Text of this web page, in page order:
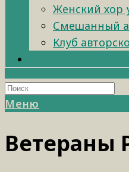
Женский хор
Смешанный
Клуб
Меню
Ветераны